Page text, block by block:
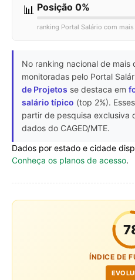
📊 Posição 0%
ranking Portal Salário com
No ranking nacional de
monitoradas pelo Portal
de Projetos se destaca em
salário típico (top 2%).
partir de pesquisa exclusiva
dados do CAGED/MTE.
Dados por estado e cidade
Conheça os planos de acesso.
ÍNDICE DE